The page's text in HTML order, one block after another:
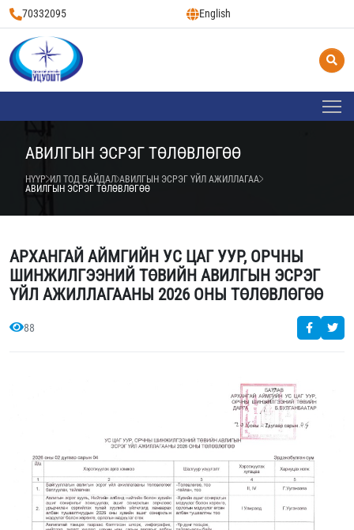
70332095 English
АВИЛГЫН ЭСРЭГ ТӨЛӨВЛӨГӨӨ
НҮҮР ИЛ ТОД БАЙДАЛ АВИЛГЫН ЭСРЭГ ҮЙЛ АЖИЛЛАГАА
АВИЛГЫН ЭСРЭГ ТӨЛӨВЛӨГӨӨ
АРХАНГАЙ АЙМГИЙН УС ЦАГ УУР, ОРЧНЫ
ШИНЖИЛГЭЭНИЙ ТӨВИЙН АВИЛГЫН ЭСРЭГ
ҮЙЛ АЖИЛЛАГААНЫ 2026 ОНЫ ТӨЛӨВЛӨГӨӨ
88